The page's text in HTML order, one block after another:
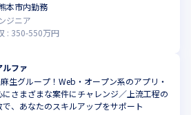
本市内勤務
ジニア
: 350-550万円
ルファ
生グループ！Web・オープン系のアプリ・
さまざまな案件にチャレンジ／上流工程の
、あなたのスキルアップをサポート